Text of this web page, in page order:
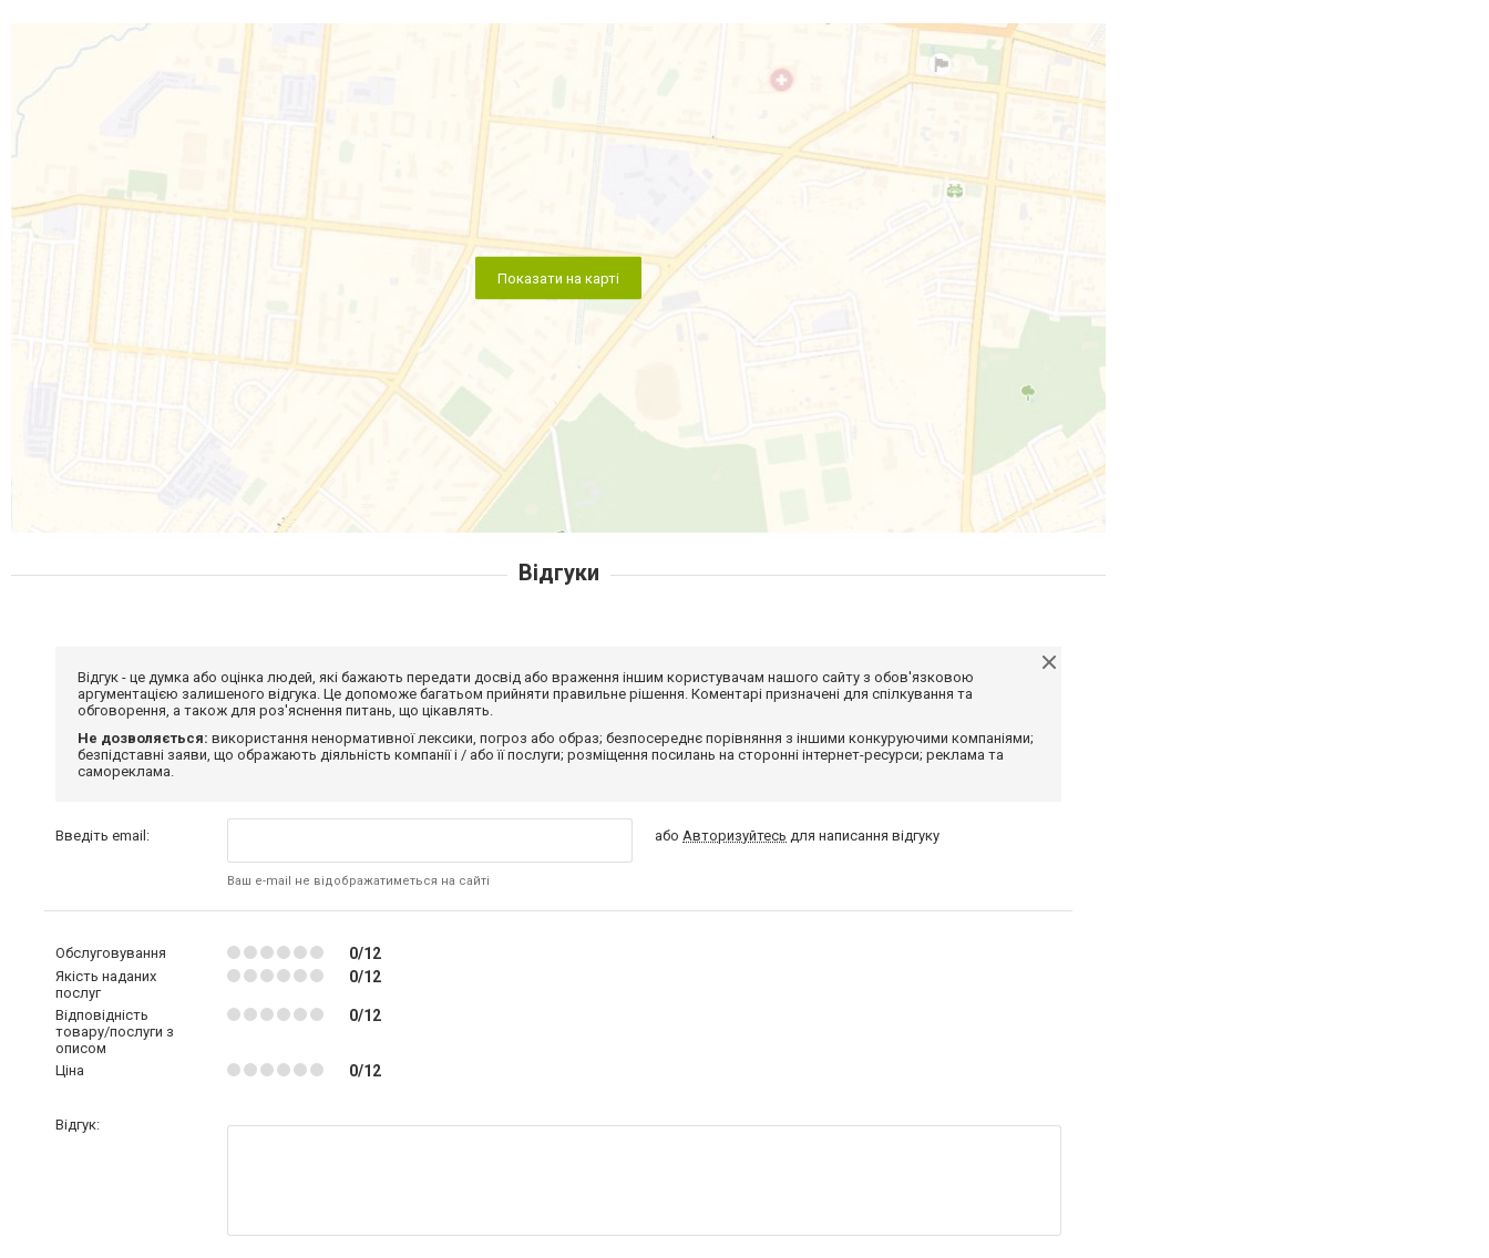
Показати на карті
Відгуки
Відгук - це думка або оцінка людей, які бажають передати досвід або враження іншим користувачам нашого сайту з обов'язковою
аргументацією залишеного відгука. Це допоможе багатьом прийняти правильне рішення. Коментарі призначені для спілкування та
обговорення, а також для роз'яснення питань, що цікавлять.
Не дозволяється: використання ненормативної лексики, погроз або образ; безпосереднє порівняння з іншими конкуруючими компаніями;
безпідставні заяви, що ображають діяльність компанії і / або її послуги; розміщення посилань на сторонні інтернет-ресурси; реклама та
самореклама.
Введіть email:
Ваш e-mail не відображатиметься на сайті
абоАвторизуйтесь для написання відгуку
Обслуговування 0/12
Якість наданих
послуг
0/12
Відповідність
товару/послуги з
описом
0/12
Ціна 0/12
Відгук: